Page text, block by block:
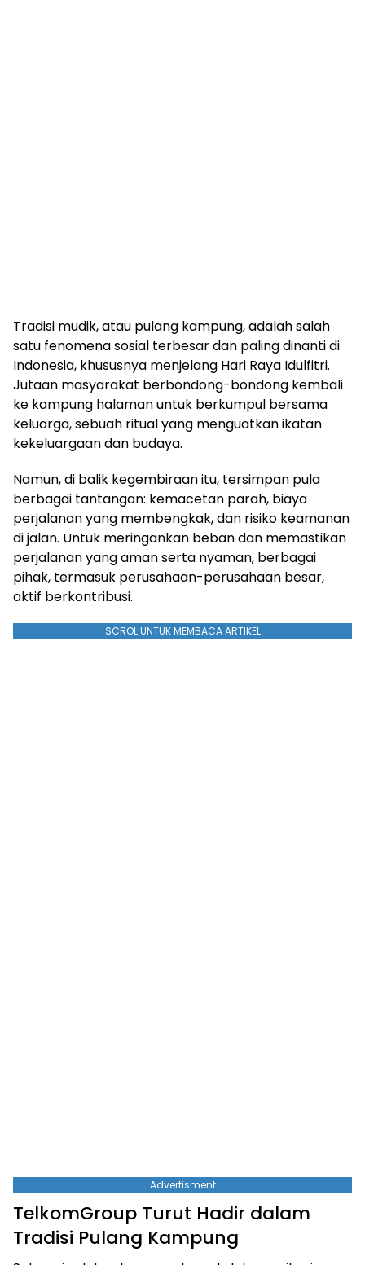
Tradisi mudik, atau pulang kampung, adalah salah
satu fenomena sosial terbesar dan paling dinanti di
Indonesia, khususnya menjelang Hari Raya Idulfitri.
Jutaan masyarakat berbondong-bondong kembali
ke kampung halaman untuk berkumpul bersama
keluarga, sebuah ritual yang menguatkan ikatan
kekeluargaan dan budaya.
Namun, di balik kegembiraan itu, tersimpan pula
berbagai tantangan: kemacetan parah, biaya
perjalanan yang membengkak, dan risiko keamanan
di jalan. Untuk meringankan beban dan memastikan
perjalanan yang aman serta nyaman, berbagai
pihak, termasuk perusahaan-perusahaan besar,
aktif berkontribusi.
SCROL UNTUK MEMBACA ARTIKEL
Advertisment
TelkomGroup Turut Hadir dalam
Tradisi Pulang Kampung